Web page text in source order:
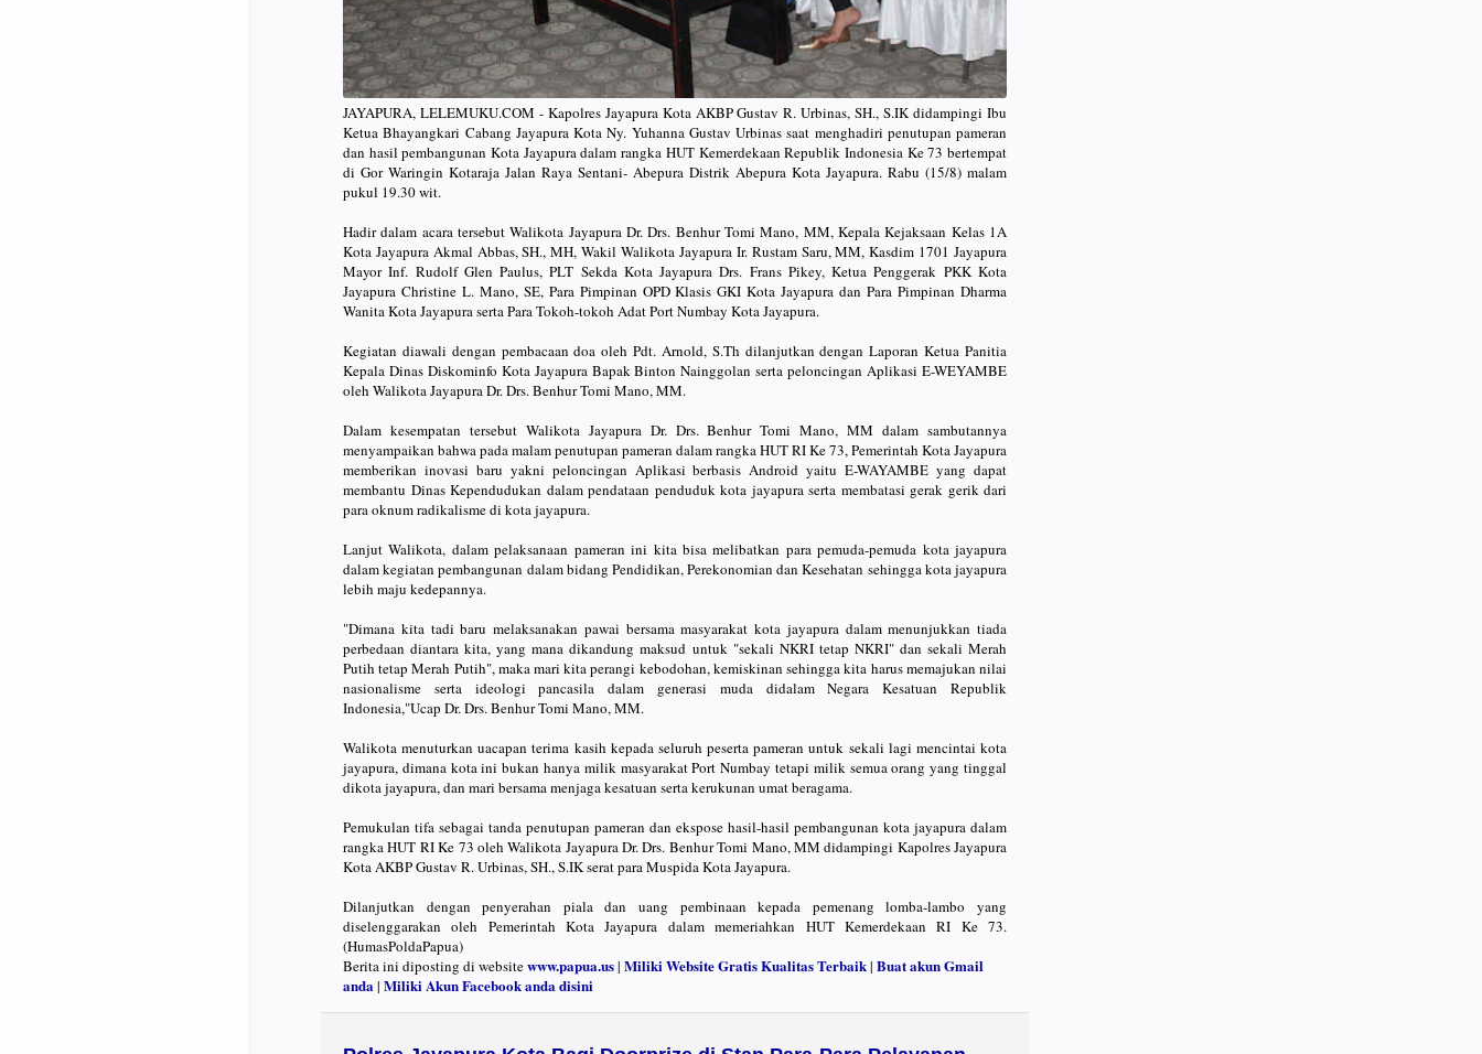
JAYAPURA, LELEMUKU.COM - Kapolres Jayapura Kota AKBP Gustav R. Urbinas, SH., S.IK didampingi Ibu
Ketua Bhayangkari Cabang Jayapura Kota Ny. Yuhanna Gustav Urbinas saat menghadiri penutupan pameran
dan hasil pembangunan Kota Jayapura dalam rangka HUT Kemerdekaan Republik Indonesia Ke 73 bertempat
di Gor Waringin Kotaraja Jalan Raya Sentani- Abepura Distrik Abepura Kota Jayapura. Rabu (15/8) malam
pukul 19.30 wit.
Hadir dalam acara tersebut Walikota Jayapura Dr. Drs. Benhur Tomi Mano, MM, Kepala Kejaksaan Kelas 1A
Kota Jayapura Akmal Abbas, SH., MH, Wakil Walikota Jayapura Ir. Rustam Saru, MM, Kasdim 1701 Jayapura
Mayor Inf. Rudolf Glen Paulus, PLT Sekda Kota Jayapura Drs. Frans Pikey, Ketua Penggerak PKK Kota
Jayapura Christine L. Mano, SE, Para Pimpinan OPD Klasis GKI Kota Jayapura dan Para Pimpinan Dharma
Wanita Kota Jayapura serta Para Tokoh-tokoh Adat Port Numbay Kota Jayapura.
Kegiatan diawali dengan pembacaan doa oleh Pdt. Arnold, S.Th dilanjutkan dengan Laporan Ketua Panitia
Kepala Dinas Diskominfo Kota Jayapura Bapak Binton Nainggolan serta peloncingan Aplikasi E-WEYAMBE
oleh Walikota Jayapura Dr. Drs. Benhur Tomi Mano, MM.
Dalam kesempatan tersebut Walikota Jayapura Dr. Drs. Benhur Tomi Mano, MM dalam sambutannya
menyampaikan bahwa pada malam penutupan pameran dalam rangka HUT RI Ke 73, Pemerintah Kota Jayapura
memberikan inovasi baru yakni peloncingan Aplikasi berbasis Android yaitu E-WAYAMBE yang dapat
membantu Dinas Kependudukan dalam pendataan penduduk kota jayapura serta membatasi gerak gerik dari
para oknum radikalisme di kota jayapura.
Lanjut Walikota, dalam pelaksanaan pameran ini kita bisa melibatkan para pemuda-pemuda kota jayapura
dalam kegiatan pembangunan dalam bidang Pendidikan, Perekonomian dan Kesehatan sehingga kota jayapura
lebih maju kedepannya.
"Dimana kita tadi baru melaksanakan pawai bersama masyarakat kota jayapura dalam menunjukkan tiada
perbedaan diantara kita, yang mana dikandung maksud untuk "sekali NKRI tetap NKRI" dan sekali Merah
Putih tetap Merah Putih", maka mari kita perangi kebodohan, kemiskinan sehingga kita harus memajukan nilai
nasionalisme serta ideologi pancasila dalam generasi muda didalam Negara Kesatuan Republik
Indonesia,"Ucap Dr. Drs. Benhur Tomi Mano, MM.
Walikota menuturkan uacapan terima kasih kepada seluruh peserta pameran untuk sekali lagi mencintai kota
jayapura, dimana kota ini bukan hanya milik masyarakat Port Numbay tetapi milik semua orang yang tinggal
dikota jayapura, dan mari bersama menjaga kesatuan serta kerukunan umat beragama.
Pemukulan tifa sebagai tanda penutupan pameran dan ekspose hasil-hasil pembangunan kota jayapura dalam
rangka HUT RI Ke 73 oleh Walikota Jayapura Dr. Drs. Benhur Tomi Mano, MM didampingi Kapolres Jayapura
Kota AKBP Gustav R. Urbinas, SH., S.IK serat para Muspida Kota Jayapura.
Dilanjutkan dengan penyerahan piala dan uang pembinaan kepada pemenang lomba-lambo yang
diselenggarakan oleh Pemerintah Kota Jayapura dalam memeriahkan HUT Kemerdekaan RI Ke 73.
(HumasPoldaPapua)
Berita ini diposting di websitewww.papua.us| Miliki Website Gratis Kualitas Terbaik| Buat akun Gmail
anda| Miliki Akun Facebook anda disini